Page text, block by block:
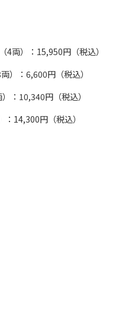
両）：15,950円（税込）
：6,600円（税込）
：10,340円（税込）
14,300円（税込）